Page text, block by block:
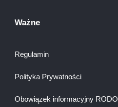
Ważne
Regulamin
Polityka Prywatności
Obowiązek informacyjny RODO